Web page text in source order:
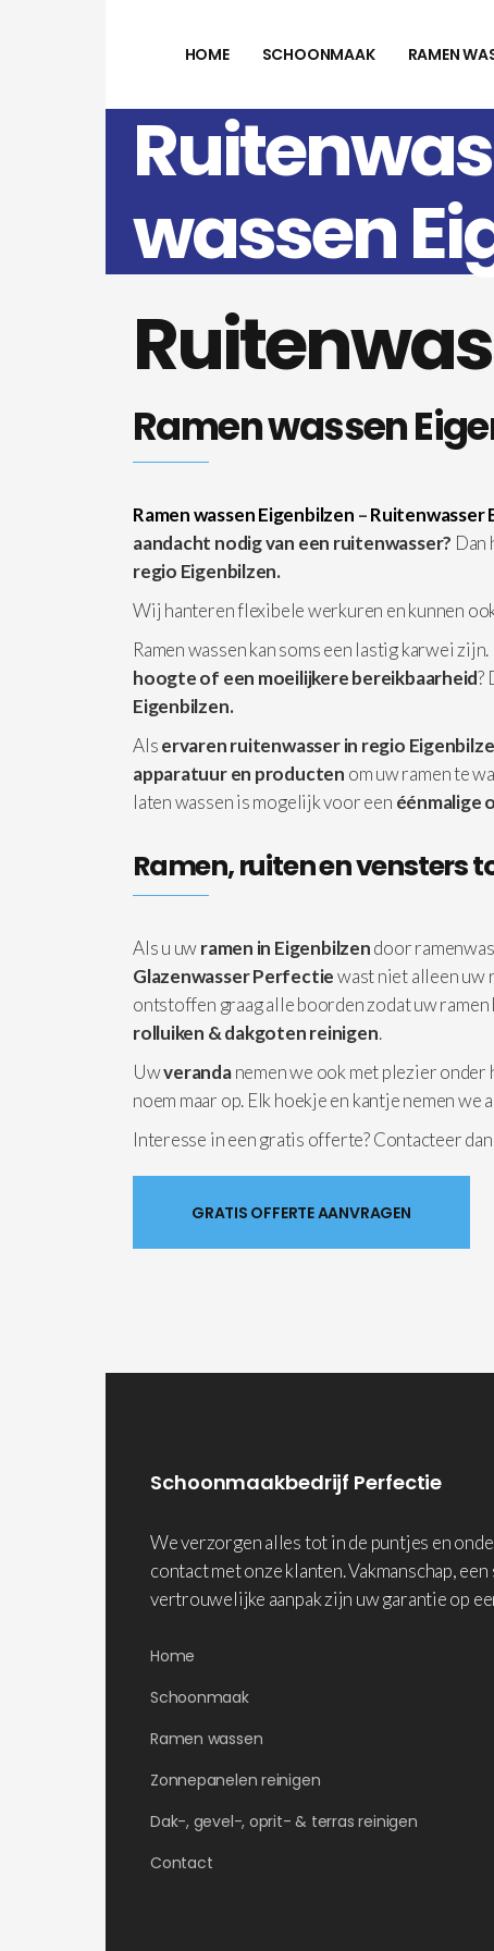
HOME SCHOONMAAK RAMEN
wassen
Ramen wassen
Ramen wassen Eigenbilzen –Ruitenwasser
aandacht nodig van een ruitenwasser? Dan
regio Eigenbilzen.
Wij hanteren flexibele werkuren en kunnen
Ramen wassen kan soms een lastig karwei
hoogte of een moeilijkere bereikbaarheid?
Eigenbilzen.
Alservaren ruitenwasser in regio
apparatuuren producten om uw ramen te
laten wassen is mogelijk voor een éénmalige
Ramen, ruiten en vensters
Als u uwramen in Eigenbilzendoor
Glazenwasser Perfectiewast niet alleen uw
ontstoffen graag alle boorden zodat uw
rolluiken & dakgoten reinigen.
Uwverandanemen we ook met plezier onder
noem maar op. Elk hoekje en kantje nemen
Interesse in een gratis offerte? Contacteer
GRATIS OFFERTE AANVRAGEN
Schoonmaakbedrijf Perfectie
We verzorgen alles tot in de puntjes en
contact met onze klanten. Vakmanschap,
vertrouwelijke aanpak zijn uw garantie op
Home
Schoonmaak
Ramen wassen
Zonnepanelen reinigen
Dak-, gevel-, oprit- & terras reinigen
Contact